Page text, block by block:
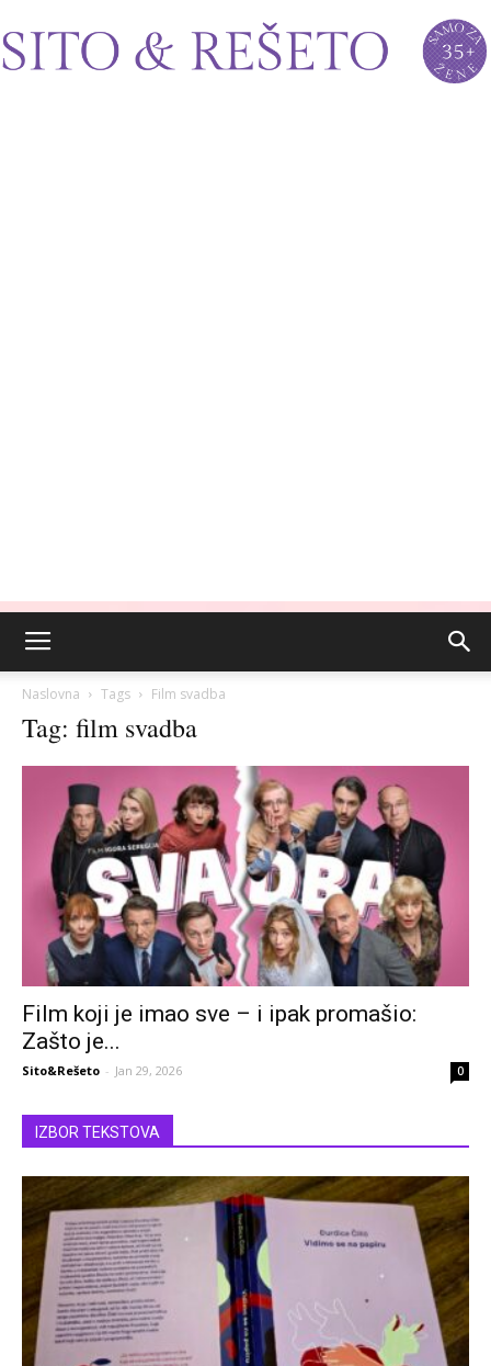
Naslovna Tags Film svadba
Tag: film svadba
Film koji je imao sve – i ipak promašio:
Zašto je...
Sito&Rešeto - Jan 29, 2026 0
IZBOR TEKSTOVA